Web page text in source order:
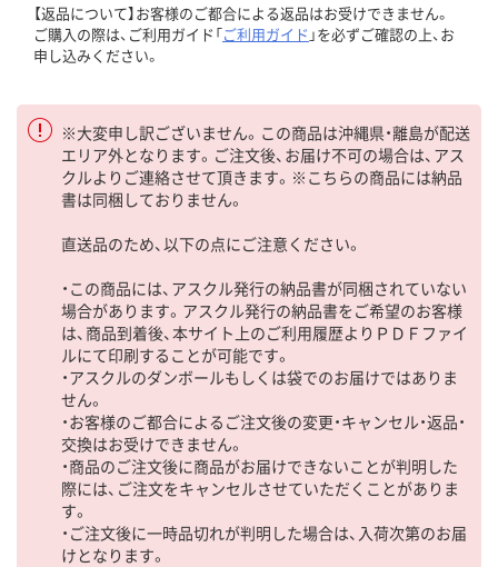
【返品について】お客様のご都合による返品はお受けできません。
ご購入の際は、ご利用ガイド「ご利用ガイド 」を必ずご確認の上、お
申し込みください。
※大変申し訳ございません。この商品は沖縄県・離島が配送
エリア外となります。ご注文後、お届け不可の場合は、アス
クルよりご連絡させて頂きます。※こちらの商品には納品
書は同梱しておりません。
直送品のため、以下の点にご注意ください。
・この商品には、アスクル発行の納品書が同梱されていない
場合があります。アスクル発行の納品書をご希望のお客様
は、商品到着後、本サイト上のご利用履歴よりＰＤＦファイ
ルにて印刷することが可能です。
・アスクルのダンボールもしくは袋でのお届けではありま
せん。
・お客様のご都合によるご注文後の変更・キャンセル・返品・
交換はお受けできません。
・商品のご注文後に商品がお届けできないことが判明した
際には、ご注文をキャンセルさせていただくことがありま
す。
・ご注文後に一時品切れが判明した場合は、入荷次第のお届
けとなります。